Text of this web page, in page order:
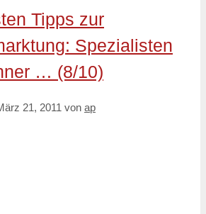
Tipps zur
Spezialisten
… (8/10)
21, 2011 von ap